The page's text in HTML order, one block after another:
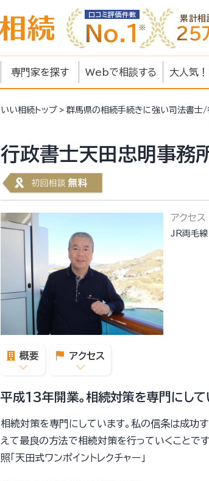
口コミ評価件数
No.1
累計相
25
専門家を探す Webで相談する 大人気
いい相続 トップ 群馬県の相続手続きに強い司法書士/
行政書士天田忠明事務
アクセス
JR両毛
概要 アクセス
平成13年開業。相続対策を専門にして
相続対策を専門にしています。私の信条は成功
えて最良の方法で相続対策を行っていくことで
照「天田式ワンポイントレクチャー」